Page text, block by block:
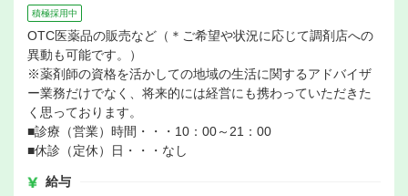
積極採用中
OTC医薬品の販売など（＊ご希望や状況に応じて調剤店への
異動も可能です。）
※薬剤師の資格を活かしての地域の生活に関するアドバイザ
ー業務だけでなく、将来的には経営にも携わっていただきた
く思っております。
■診療（営業）時間・・・10：00～21：00
■休診（定休）日・・・なし
給与